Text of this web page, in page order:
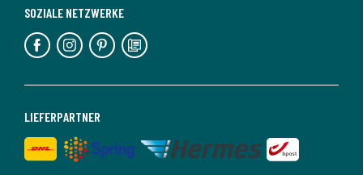
LIEFERPARTNER
SOZIALE NETZWERKE